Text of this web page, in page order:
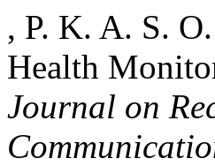
, P. K. A. S.
Health
Journal on